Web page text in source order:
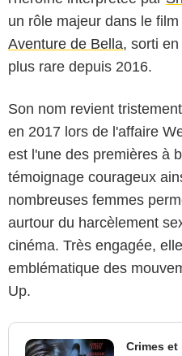
un rôle majeur dans le film
Aventure de Bella, sorti
plus rare depuis 2016.
Son nom revient
en 2017 lors de l'affaire
est l'une des premières à
témoignage courageux
nombreuses femmes
aurtour du harcèlement
cinéma. Très engagée,
emblématique des
Up.
Crimes